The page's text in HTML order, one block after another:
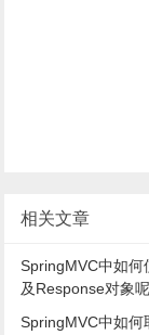
相关文章
SpringMVC中如何
及Response对象
SpringMVC中如何